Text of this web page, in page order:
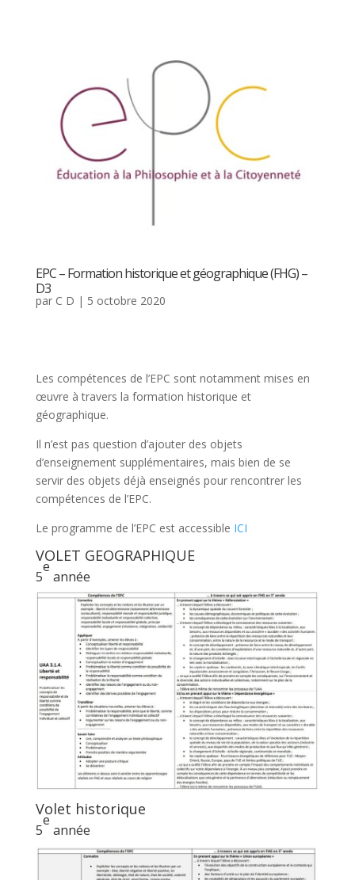
EPC – Formation historique et géographique (FHG) –
D3
par C D | 5 octobre 2020
Les compétences de l’EPC sont notamment mises en
œuvre à travers la formation historique et
géographique.
Il n’est pas question d’ajouter des objets
d’enseignement supplémentaires, mais bien de se
servir des objets déjà enseignés pour rencontrer les
compétences de l’EPC.
Le programme de l’EPC est accessible ICI
VOLET GEOGRAPHIQUE
5
e
année
Volet historique
5
e
année